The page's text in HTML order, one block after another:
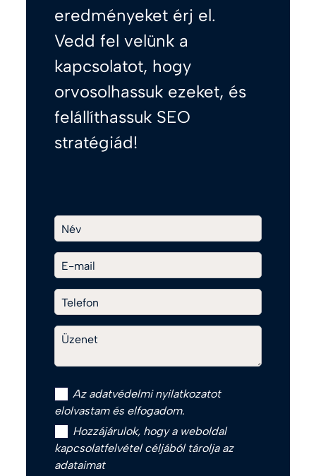
eredményeket érj el.
Vedd fel velünk a
kapcsolatot, hogy
orvosolhassuk ezeket, és
felállíthassuk SEO
stratégiád!
Név
E-mail
Telefon
Üzenet
Az adatvédelmi nyilatkozatot
elolvastam és elfogadom.
Hozzájárulok, hogy a weboldal
kapcsolatfelvétel céljából tárolja az
adataimat